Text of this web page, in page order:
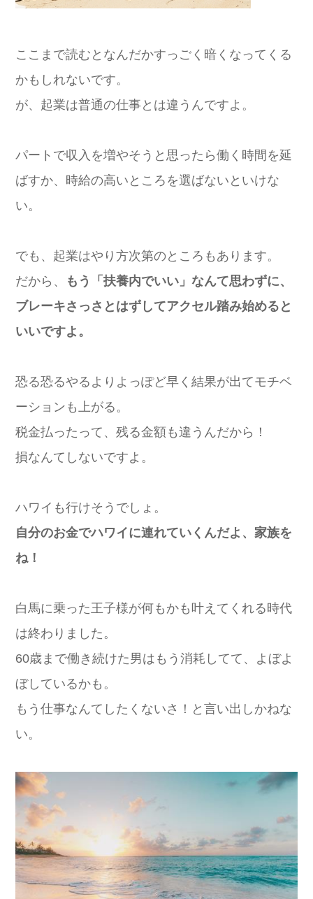
ここまで読むとなんだかすっごく暗くなってくる
かもしれないです。
が、起業は普通の仕事とは違うんですよ。
パートで収入を増やそうと思ったら働く時間を延
ばすか、時給の高いところを選ばないといけな
い。
でも、起業はやり方次第のところもあります。
だから、
もう「扶養内でいい」なんて思わずに、
ブレーキさっさとはずしてアクセル踏み始めると
いいですよ。
恐る恐るやるよりよっぽど早く結果が出てモチベ
ーションも上がる。
税金払ったって、残る金額も違うんだから！
損なんてしないですよ。
ハワイも行けそうでしょ。
自分のお金でハワイに連れていくんだよ、家族を
ね！
白馬に乗った王子様が何もかも叶えてくれる時代
は終わりました。
60歳まで働き続けた男はもう消耗してて、よぼよ
ぼしているかも。
もう仕事なんてしたくないさ！と言い出しかねな
い。